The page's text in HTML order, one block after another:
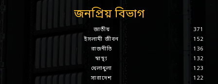
জনপ্রিয় বিভাগ
জাতীয়
371
ইসলামী জীবন
152
রাজনীতি
136
স্বাস্থ্য
132
খেলাধুলা
123
সারাদেশ
122